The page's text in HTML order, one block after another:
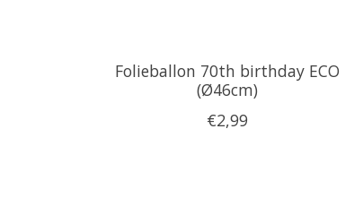
Folieballon 70th birthday ECO
(Ø46cm)
€2,99